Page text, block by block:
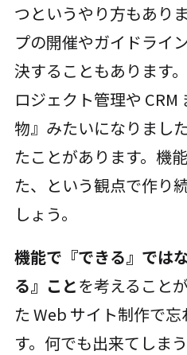
つというやり方もあり
プの開催やガイドライ
決することもあります
ロジェクト管理や
物』みたいになりまし
たことがあります。機
た、という観点で作り
しょう。
機能で『できる』では
る』ことを考えること
た Web サイト制作で
す。何でも出来てしま